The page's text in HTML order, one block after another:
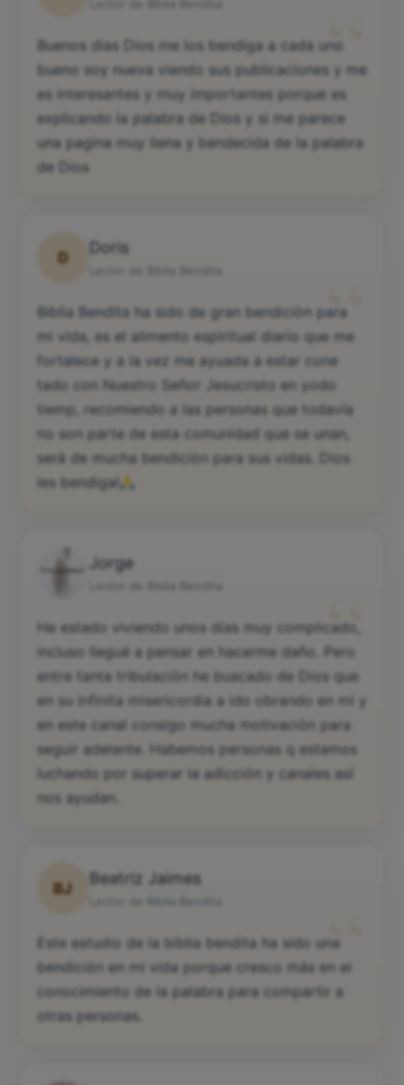
“
Buenos días Dios me los bendiga a cada uno
bueno soy nueva viendo sus publicaciones y me
es interesantes y muy importantes porque es
explicando la palabra de Dios y si me parece
una pagina muy llena y bendecida de la palabra
de Dios
D
Doris
“
Biblìa Bendita ha sido de gran bendiciòn para
mi vida, es el alimento espìritual diario que me
fortalece y a la vez me ayuada a estar cone
tado con Nuestro Señor Jesucristo en yodo
tiemp, recomiendo a las personas que todavía
no son parte de esta comunidad que se unan,
serà de mucha bendiciòn para sus vidas. Dios
les bendiga!
Jorge
“
He estado viviendo unos días muy complicado,
incluso llegué a pensar en hacerme daño. Pero
entre tanta tribulación he buscado de Dios que
en su infinita misericordia a ido obrando en mi y
en este canal consigo mucha motivación para
seguir adelante. Habemos personas q estamos
luchando por superar la adicción y canales así
nos ayudan.
BJ
Beatriz Jaimes
“
Este estudio de la biblia bendita ha sido una
bendición en mi vida porque cresco más en el
conocimiento de la palabra para compartir a
otras personas.